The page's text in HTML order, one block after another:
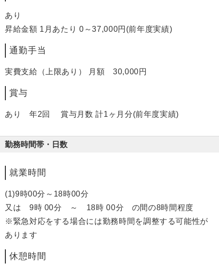
あり
昇給金額 1月あたり 0～37,000円(前年度実績)
通勤手当
実費支給（上限あり） 月額 30,000円
賞与
あり 年2回 賞与月数 計1ヶ月分(前年度実績)
勤務時間帯・日数
就業時間
(1)9時00分～18時00分
又は 9時 00分 ～ 18時 00分 の間の8時間程度
※緊急対応をする場合には勤務時間を調整する可能性が
あります
休憩時間